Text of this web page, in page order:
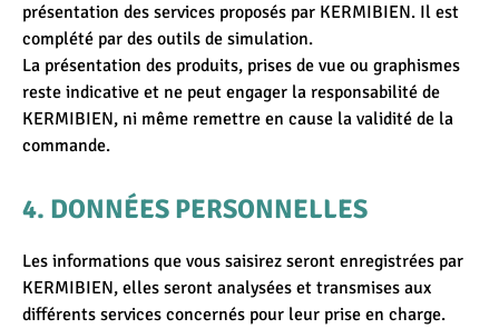
présentation des services proposés par KERMIBIEN. Il est
complété par des outils de simulation.
La présentation des produits, prises de vue ou graphismes
reste indicative et ne peut engager la responsabilité de
KERMIBIEN, ni même remettre en cause la validité de la
commande.
DONNÉES PERSONNELLES
Les informations que vous saisirez seront enregistrées par
KERMIBIEN, elles seront analysées et transmises aux
différents services concernés pour leur prise en charge.